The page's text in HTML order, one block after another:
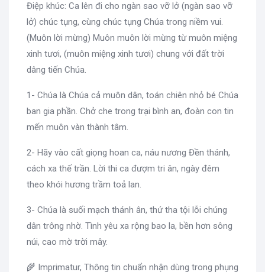
Điệp khúc: Ca lên đi cho ngàn sao vỡ lở (ngàn sao vỡ
lở) chúc tụng, cùng chúc tụng Chúa trong niềm vui.
(Muôn lời mừng) Muôn muôn lời mừng từ muôn miệng
xinh tươi, (muôn miệng xinh tươi) chung với đất trời
dâng tiến Chúa.
1- Chúa là Chúa cả muôn dân, toán chiên nhỏ bé Chúa
ban gia phần. Chở che trong trại bình an, đoàn con tin
mến muôn vàn thành tâm.
2- Hãy vào cất giọng hoan ca, náu nương Đền thánh,
cách xa thế trần. Lời thi ca đượm tri ân, ngày đêm
theo khói hương trầm toả lan.
3- Chúa là suối mạch thánh ân, thứ tha tội lỗi chúng
dân trông nhờ. Tình yêu xa rộng bao la, bền hơn sông
núi, cao mờ trời mây.
🌾 Imprimatur, Thông tin chuẩn nhận dùng trong phụng